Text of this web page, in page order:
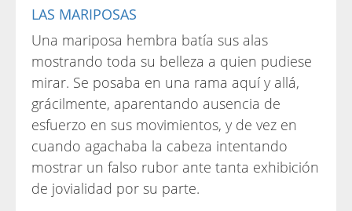
LAS MARIPOSAS
Una mariposa hembra batía sus alas
mostrando toda su belleza a quien pudiese
mirar. Se posaba en una rama aquí y allá,
grácilmente, aparentando ausencia de
esfuerzo en sus movimientos, y de vez en
cuando agachaba la cabeza intentando
mostrar un falso rubor ante tanta exhibición
de jovialidad por su parte.